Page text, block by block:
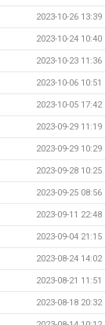
2023-10-26 13:39
2023-10-24 10:40
2023-10-23 11:36
2023-10-06 10:51
2023-10-05 17:42
2023-09-29 11:19
2023-09-29 10:29
2023-09-28 10:25
2023-09-25 08:56
2023-09-11 22:48
2023-09-04 21:15
2023-08-24 14:02
2023-08-21 11:51
2023-08-18 20:32